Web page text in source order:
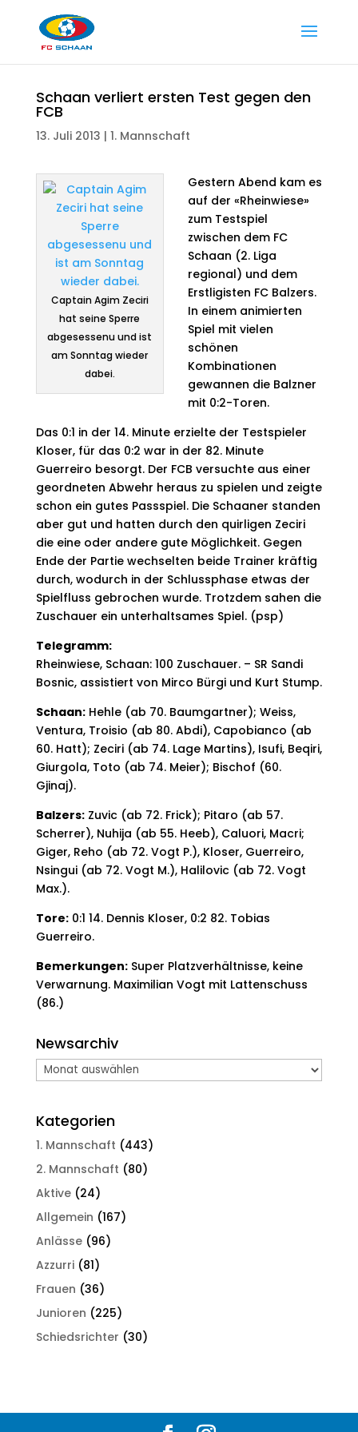
Schaan verliert ersten Test gegen den
FCB
13. Juli 2013 | 1. Mannschaft
Captain Agim Zeciri
hat seine Sperre
abgesessenu und ist
am Sonntag wieder
dabei.
Gestern Abend kam es
auf der «Rheinwiese»
zum Testspiel
zwischen dem FC
Schaan (2. Liga
regional) und dem
Erstligisten FC Balzers.
In einem animierten
Spiel mit vielen
schönen
Kombinationen
gewannen die Balzner
mit 0:2-Toren.
Das 0:1 in der 14. Minute erzielte der Testspieler
Kloser, für das 0:2 war in der 82. Minute
Guerreiro besorgt. Der FCB versuchte aus einer
geordneten Abwehr heraus zu spielen und zeigte
schon ein gutes Passspiel. Die Schaaner standen
aber gut und hatten durch den quirligen Zeciri
die eine oder andere gute Möglichkeit. Gegen
Ende der Partie wechselten beide Trainer kräftig
durch, wodurch in der Schlussphase etwas der
Spielfluss gebrochen wurde. Trotzdem sahen die
Zuschauer ein unterhaltsames Spiel. (psp)
Telegramm:
Rheinwiese, Schaan: 100 Zuschauer. – SR Sandi
Bosnic, assistiert von Mirco Bürgi und Kurt Stump.
Schaan:Hehle (ab 70. Baumgartner); Weiss,
Ventura, Troisio (ab 80. Abdi), Capobianco (ab
60. Hatt); Zeciri (ab 74. Lage Martins), Isufi, Beqiri,
Giurgola, Toto (ab 74. Meier); Bischof (60.
Gjinaj).
Balzers:Zuvic (ab 72. Frick); Pitaro (ab 57.
Scherrer), Nuhija (ab 55. Heeb), Caluori, Macri;
Giger, Reho (ab 72. Vogt P.), Kloser, Guerreiro,
Nsingui (ab 72. Vogt M.), Halilovic (ab 72. Vogt
Max.).
Tore:0:1 14. Dennis Kloser, 0:2 82. Tobias
Guerreiro.
Bemerkungen:Super Platzverhältnisse, keine
Verwarnung. Maximilian Vogt mit Lattenschuss
(86.)
Newsarchiv
Newsarchiv
Kategorien
1. Mannschaft (443)
2. Mannschaft (80)
Aktive(24)
Allgemein (167)
Anlässe(96)
Azzurri(81)
Frauen (36)
Junioren (225)
Schiedsrichter (30)